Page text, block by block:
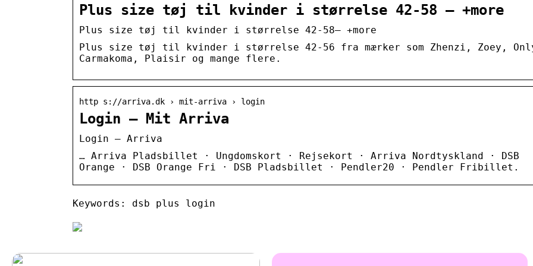
Plus size tøj til kvinder i størrelse 42-58 – +more
Plus size tøj til kvinder i størrelse 42-58– +more
Plus size tøj til kvinder i størrelse 42-56 fra mærker som Zhenzi, Zoey,
Carmakoma, Plaisir og mange flere.
http s://arriva.dk › mit-arriva › login
Login – Mit Arriva
Login – Arriva
… Arriva Pladsbillet · Ungdomskort · Rejsekort · Arriva Nordtyskland · DSB
Orange · DSB Orange Fri · DSB Pladsbillet · Pendler20 · Pendler Fribillet.
Keywords: dsb plus login